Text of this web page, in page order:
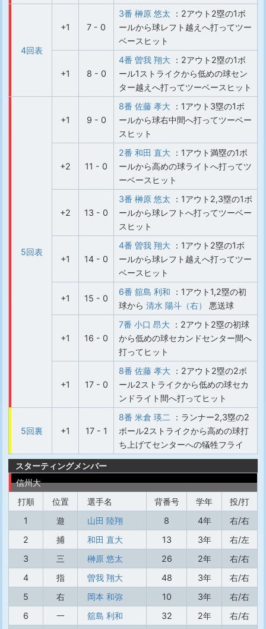
4回表
+1 7 - 0
3番 榊原 悠太 ：2アウト2塁の1ボ
ールから球レフト越えへ打ってツー
ベースヒット
+1 8 - 0
4番 曽我 翔大 ：2アウト2塁の1ボ
ール1ストライクから低めの球セン
ター越えへ打ってツーベースヒット
5回表
+1 9 - 0
8番 佐藤 孝大 ：1アウト3塁の1ボ
ールから球右中間へ打ってツーベー
スヒット
+2 11 - 0
2番 和田 直大 ：1アウト満塁の1ボ
ールから高めの球ライトへ打ってツ
ーベースヒット
+2 13 - 0
3番 榊原 悠太 ：1アウト2,3塁の1ボ
ールから球レフトへ打ってツーベー
スヒット
+1 14 - 0
4番 曽我 翔大 ：1アウト2塁の1ボ
ールから球レフト越えへ打ってツー
ベースヒット
+1 15 - 0
6番 舘島 利和 ：1アウト1,2塁の初
球から 清水 陽斗（右） 悪送球
+1 16 - 0
7番 小口 昂大 ：2アウト2塁の初球
から低めの球セカンドセンター間へ
打ってヒット
+1 17 - 0
8番 佐藤 孝大 ：2アウト2塁の2ボ
ール2ストライクから低めの球セカ
ンドライト間へ打ってヒット
5回裏 +1 17 - 1
8番 米倉 瑛二
：ランナー2,3塁の2
ボール2ストライクから高めの球打
ち上げてセンターへの犠牲フライ
スターティングメンバー
信州大
打順
位置 選手名 背番号 学年
投/打
1
遊 山田 陸翔 8 4年
右/右
2
捕 和田 直大 13 3年
右/左
3
三 榊原 悠太 26 2年
右/右
4
指 曽我 翔大 48 3年
右/右
5
右 岡本 和弥 10 3年
右/右
6
一 舘島 利和 32 2年
右/右